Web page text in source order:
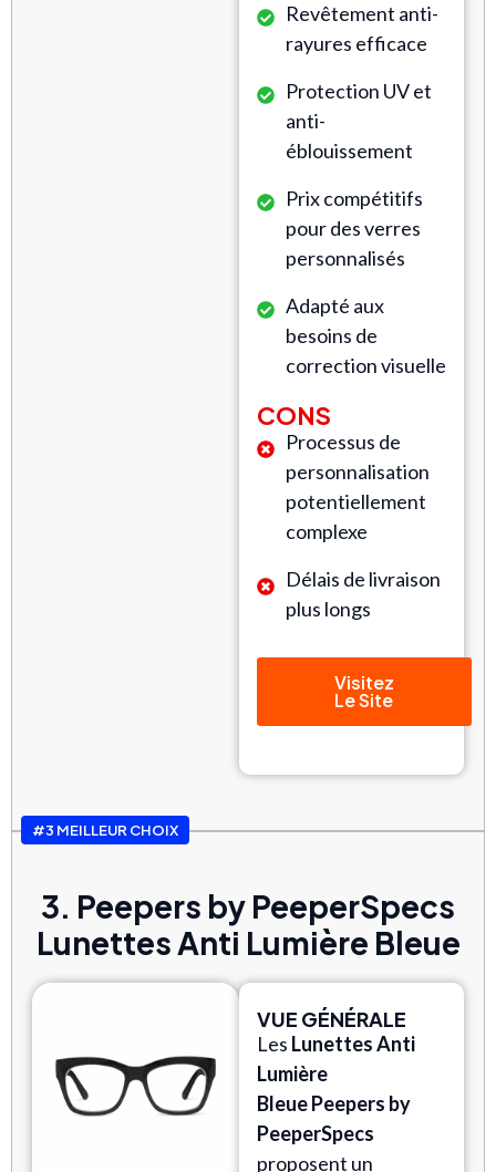
Revêtement anti-
rayures efficace
Protection UV et
anti-
éblouissement
Prix compétitifs
pour des verres
personnalisés
Adapté aux
besoins de
correction visuelle
CONS
Processus de
personnalisation
potentiellement
complexe
Délais de livraison
plus longs
Visitez
Le Site
#3 MEILLEUR CHOIX
3. Peepers by PeeperSpecs
Lunettes Anti Lumière Bleue
VUE GÉNÉRALE
Les Lunettes Anti
Lumière
BleuePeepers by
PeeperSpecs
proposent un